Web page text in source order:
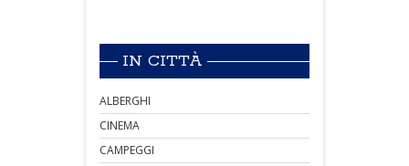
IN CITTÀ
ALBERGHI
CINEMA
CAMPEGGI